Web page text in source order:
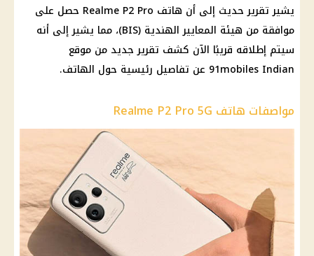
يشير تقرير حديث إلى أن هاتف Realme P2 Pro حصل على
موافقة من هيئة المعايير الهندية (BIS)، مما يشير إلى أنه
سيتم إطلاقه قريبًا الآن كشف تقرير جديد من موقع
91mobiles Indian عن تفاصيل رئيسية حول الهاتف.
مواصفات هاتف Realme P2 Pro 5G